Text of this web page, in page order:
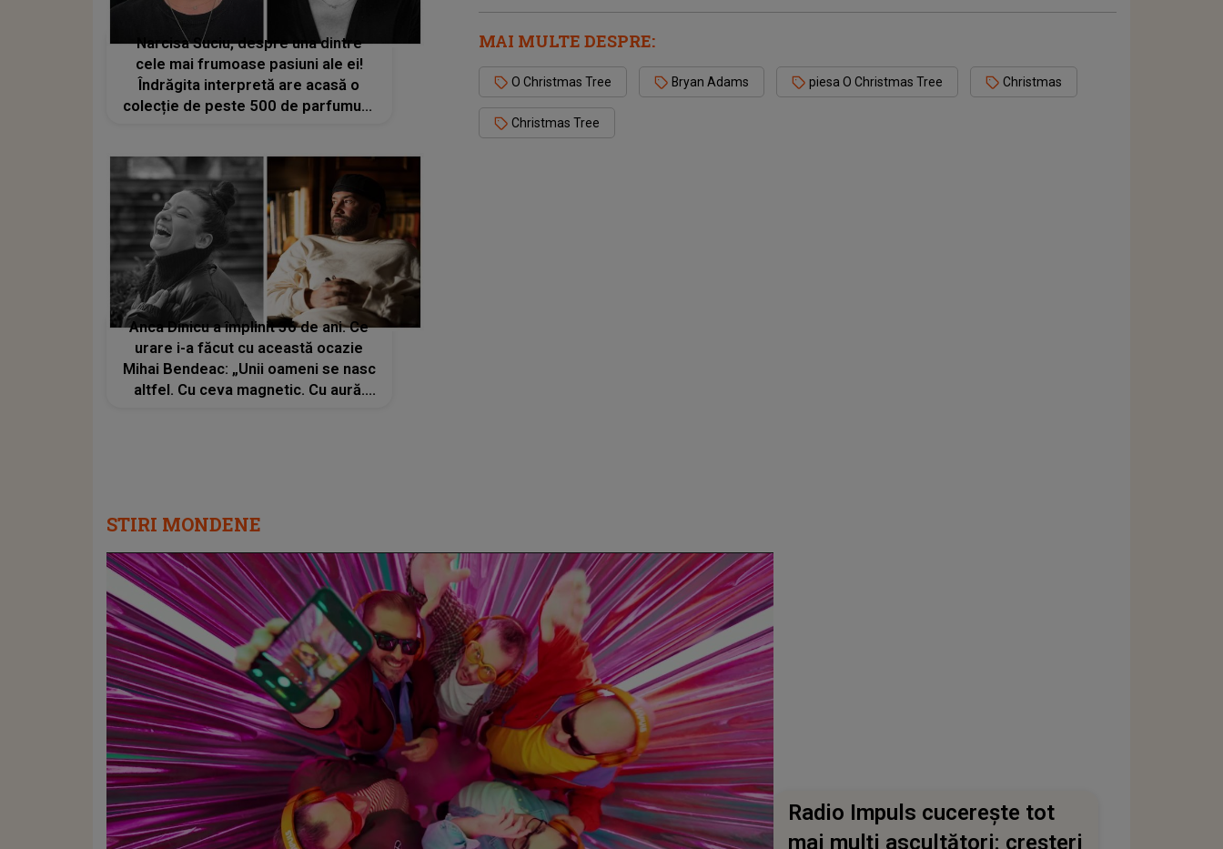
MAI MULTE DESPRE:
O Christmas Tree Bryan Adams piesa O Christmas Tree Christmas
Christmas Tree
Narcisa Suciu, despre una dintre
cele mai frumoase pasiuni ale ei!
Îndrăgita interpretă are acasă o
colecție de peste 500 de parfumuri:
putea să îți cumperi o garsonieră
măcar»”
Anca Dinicu a împlinit 36 de ani. Ce
urare i-a făcut cu această ocazie
Mihai Bendeac: „Unii oameni se nasc
altfel. Cu ceva magnetic. Cu aură.
STIRI MONDENE
Radio Impuls cucerește tot
mai mulți ascultători: creșteri